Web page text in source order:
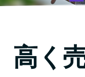
高く